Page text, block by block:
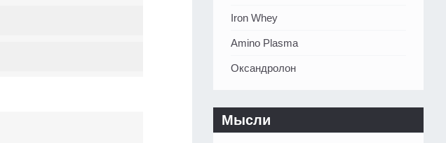
Iron Whey
Amino Plasma
Оксандролон
Мысли